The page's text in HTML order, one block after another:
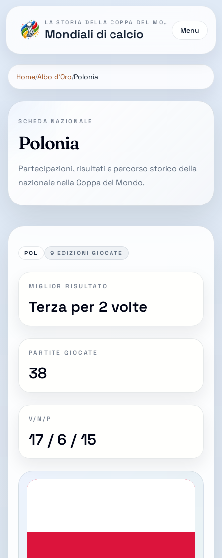
LA STORIA DELLA COPPA DEL MONDO
Mondiali di calcio Menu
Home Albo d'Oro Polonia
SCHEDA NAZIONALE
Polonia
Partecipazioni, risultati e percorso storico della
nazionale nella Coppa del Mondo.
POL 9 EDIZIONI GIOCATE
MIGLIOR RISULTATO
Terza per 2 volte
PARTITE GIOCATE
38
V/N/P
17 / 6 / 15